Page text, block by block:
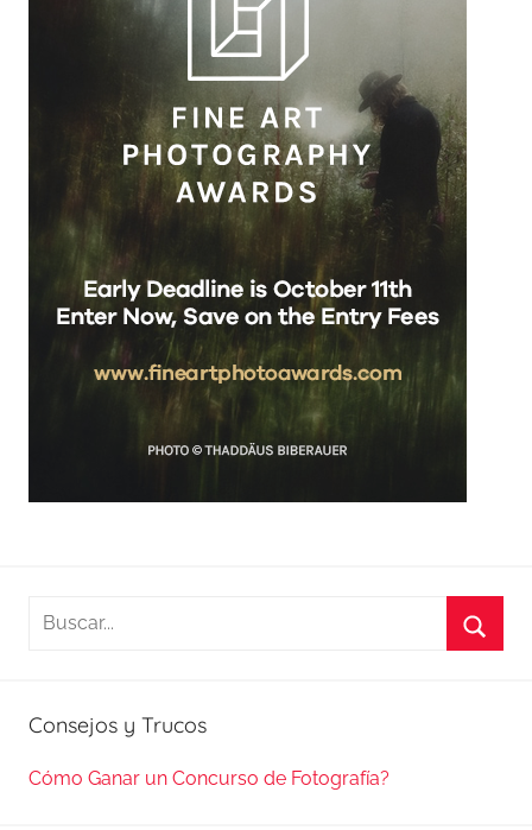
Buscar:
Consejos y Trucos
Cómo Ganar un Concurso de Fotografía?